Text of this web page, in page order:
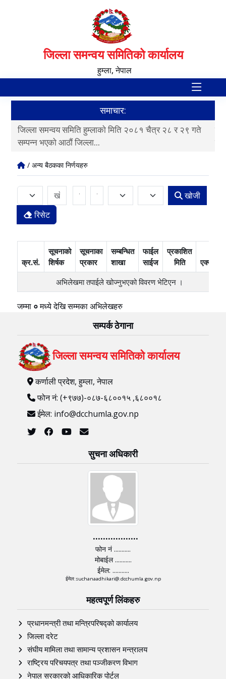
जिल्ला समन्वय समितिको कार्यालय
हुम्ला, नेपाल
समाचार:
जिल्ला समन्वय समिति हुम्लाकाे मिति २०८१ चैत्र २८ र २९ गते
सम्पन्न भएकाे आठाैं जिल्ला...
/ अन्य बैठकका निर्णयहरु
खोजी
रिसेट
क्र.सं.
सूचनाको
शिर्षक
सूचनाका
प्रकार
सम्बन्धित
शाखा
फाईल
साईज
प्रकाशित
मिति
एक्सन
अभिलेखमा तपाईले खोज्‍नुभएको विवरण भेटिएन ।
जम्मा ०मध्येदेखिसम्मका अभिलेखहरु
सम्पर्क ठेगाना
जिल्ला समन्वय समितिको कार्यालय
कर्णाली प्रदेश, हुम्ला, नेपाल
फोन नं: (+९७७)-०८७-६८००१५ ,६८००१८
ईमेल: info@dcchumla.gov.np
सुचना अधिकारी
..................
फोन नं ...........
मोबाईल ...........
ईमेल: ...........
ईमेल:suchanaadhikari@.dcchumla.gov.np
महत्वपूर्ण लिंकहरु
प्रधानमन्त्री तथा मन्त्रिपरिषद्को कार्यालय
जिल्ला दरेट
संघीय मामिला तथा सामान्य प्रशासन मन्त्रालय
राष्ट्रिय परिचयपत्र तथा पञ्‍जीकरण विभाग
नेपाल सरकारको आधिकारिक पोर्टल